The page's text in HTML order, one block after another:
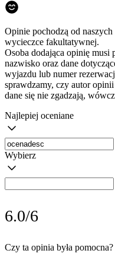
Opinie pochodzą od
wycieczce fakultatywnej.
Osoba dodająca opinię musi
nazwisko oraz dane
wyjazdu lub numer
sprawdzamy, czy autor
dane się nie zgadzają,
Najlepiej oceniane
Wybierz
6.0/6
Czy ta opinia była pomocna?